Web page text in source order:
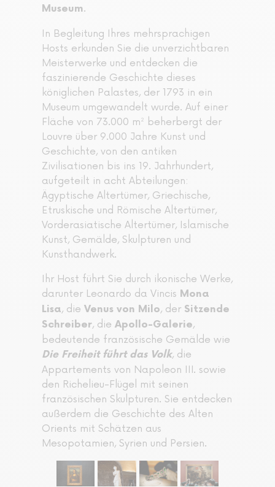
Museum.
In Begleitung Ihres mehrsprachigen
Hosts erkunden Sie die unverzichtbaren
Meisterwerke und entdecken die
faszinierende Geschichte dieses
königlichen Palastes, der 1793 in ein
Museum umgewandelt wurde. Auf einer
Fläche von 73.000 m² beherbergt der
Louvre über 9.000 Jahre Kunst und
Geschichte, von den antiken
Zivilisationen bis ins 19. Jahrhundert,
aufgeteilt in acht Abteilungen:
Ägyptische Altertümer, Griechische,
Etruskische und Römische Altertümer,
Vorderasiatische Altertümer, Islamische
Kunst, Gemälde, Skulpturen und
Kunsthandwerk.
Ihr Host führt Sie durch ikonische Werke,
darunter Leonardo da Vincis Mona
Lisa, die Venus von Milo, der Sitzende
Schreiber, die Apollo-Galerie,
bedeutende französische Gemälde wie
Die Freiheit führt das Volk, die
Appartements von Napoleon III. sowie
den Richelieu-Flügel mit seinen
französischen Skulpturen. Sie entdecken
außerdem die Geschichte des Alten
Orients mit Schätzen aus
Mesopotamien, Syrien und Persien.